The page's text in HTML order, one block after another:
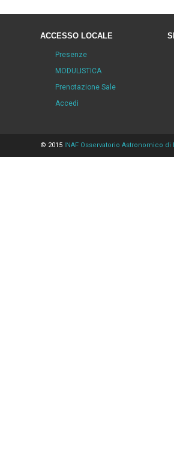
ACCESSO LOCALE
Presenze
MODULISTICA
Prenotazione Sale
Accedi
© 2015 INAF Osservatorio Astronomico di